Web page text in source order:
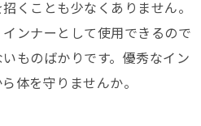
くことも少なくありません。
ンナーとして使用できるので
ものばかりです。優秀なイン
体を守りませんか。